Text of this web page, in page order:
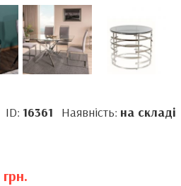
ID: 16361 Наявність: на складі
грн.